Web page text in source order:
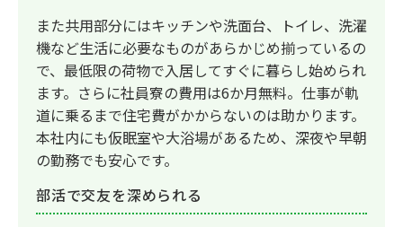
また共用部分にはキッチンや洗面台、トイレ、洗濯
機など生活に必要なものがあらかじめ揃っているの
で、最低限の荷物で入居してすぐに暮らし始められ
ます。さらに社員寮の費用は6か月無料。仕事が軌
道に乗るまで住宅費がかからないのは助かります。
本社内にも仮眠室や大浴場があるため、深夜や早朝
の勤務でも安心です。
部活で交友を深められる